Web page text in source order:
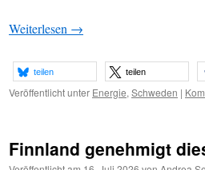
Weiterlesen →
teilen teilen
Veröffentlicht unter Energie, Schweden |
Finnland genehmigt